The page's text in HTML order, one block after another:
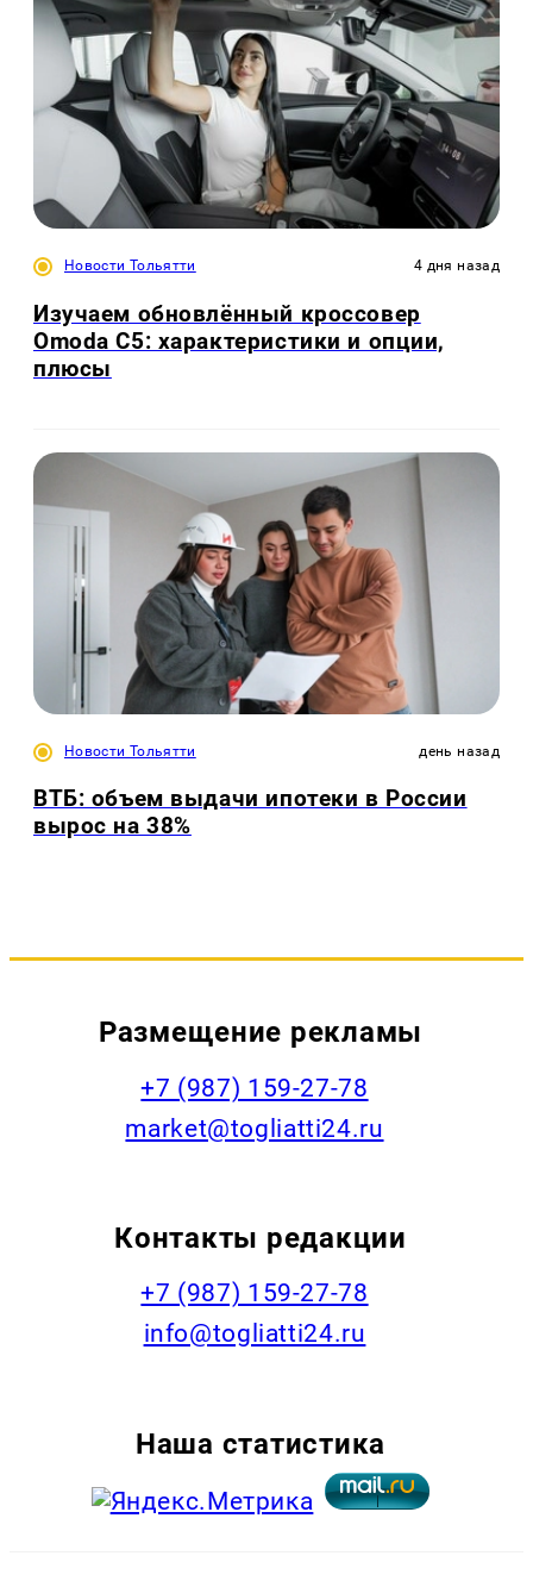
Новости Тольятти 4 дня назад
Изучаем обновлённый кроссовер
Omoda C5: характеристики и опции,
плюсы
Новости Тольятти день назад
ВТБ: объем выдачи ипотеки в России
вырос на 38%
Размещение рекламы
+7 (987) 159-27-78
market@togliatti24.ru
Контакты редакции
+7 (987) 159-27-78
info@togliatti24.ru
Наша статистика